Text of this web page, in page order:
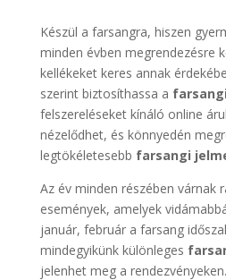
Készül a farsangra, hiszen
minden évben megrendezésre
kellékeket keres annak
szerint biztosíthassa a
felszereléseket kínáló online
nézelődhet, és könnyedén
legtökéletesebb farsangi
Az év minden részében várnak
események, amelyek
január, február a farsang
mindegyikünk különleges
jelenhet meg a